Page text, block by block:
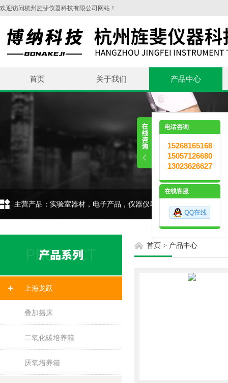
欢迎访问杭州旌斐仪器科技有限公司网站！
首页 关于我们 产品中心
主营产品：实验室器材，电子产品，仪器仪表，环保设备，五金交
上海龙跃
叠加摇床
二氧化碳培养箱
厌氧培养箱
首页 > 产品中心
电话咨询
15268165168
15057126680
13023626627
在线客服